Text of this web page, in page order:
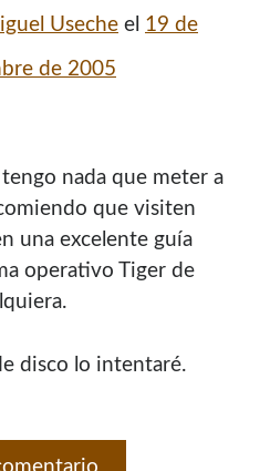
antiguo sitio?
Useche el 19 de
de 2005
nada que meter a
que visiten
una excelente guí­a
operativo Tiger de
disco lo intentaré.